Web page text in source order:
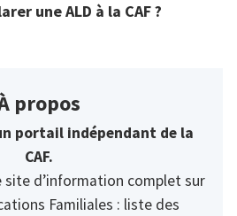
une ALD à la CAF ?
propos
portail indépendant de la
CAF.
site d’information complet sur
Familiales : liste des